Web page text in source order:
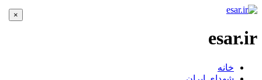
esar.ir
خانه
×